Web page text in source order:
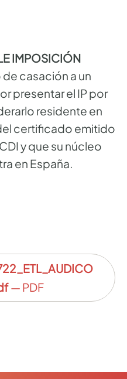
IMPOSICIÓN
de casación a un
presentar el IP por
residente en
certificado emitido
y que su núcleo
en España.
— PDF